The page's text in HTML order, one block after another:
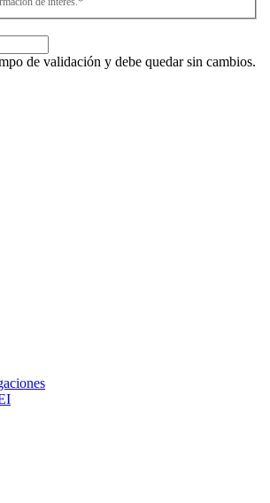
de validación y debe quedar sin cambios.